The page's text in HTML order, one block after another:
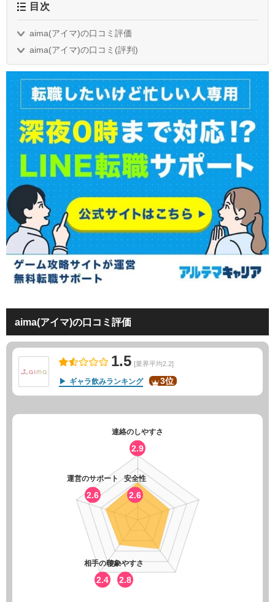
目次
aima(アイマ)の口コミ評価
aima(アイマ)の口コミ(評判)
aima(アイマ)の口コミ評価
1.5 [業界平均2.2]
ギャラ飲みランキング 3位
連絡のしやすさ
2.9
安全性
2.6
使いやすさ
2.8
相手の印象
2.4
運営のサポート
2.6